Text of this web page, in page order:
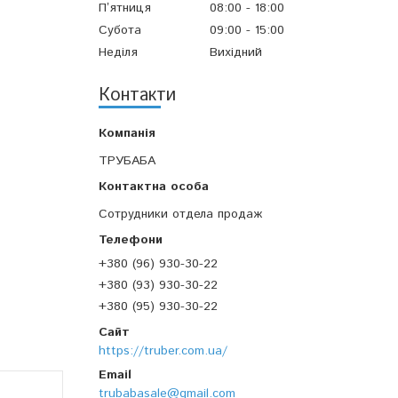
Пʼятниця
08:00
18:00
Субота
09:00
15:00
Неділя
Вихідний
Контакти
ТРУБАБА
Сотрудники отдела продаж
+380 (96) 930-30-22
+380 (93) 930-30-22
+380 (95) 930-30-22
https://truber.com.ua/
trubabasale@gmail.com